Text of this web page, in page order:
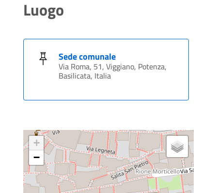
Luogo
Sede comunale
Via Roma, 51, Viggiano, Potenza,
Basilicata, Italia
+
−